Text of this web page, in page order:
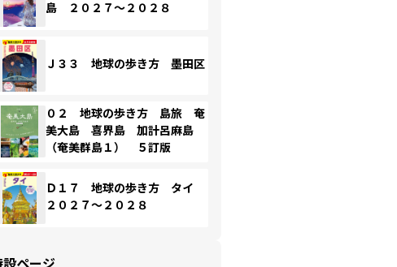
島 ２０２７～２０２８
Ｊ３３ 地球の歩き方 墨田区
０２ 地球の歩き方 島旅 奄
美大島 喜界島 加計呂麻島
（奄美群島１） ５訂版
Ｄ１７ 地球の歩き方 タイ
２０２７～２０２８
ページ